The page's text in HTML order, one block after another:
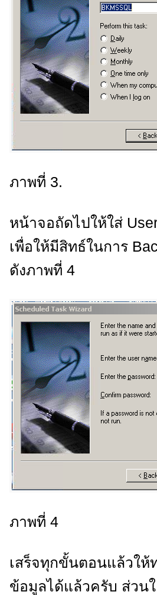
ภาพที่ 3.
หน้าจอถัดไปให้ใส่
เพื่อให้มีสิทธ์ในการ
ดังภาพที่ 4
ภาพที่ 4
เสร็จทุกขั้นตอนแล้วให้
ข้อมูลได้แล้วครับ ส่วน